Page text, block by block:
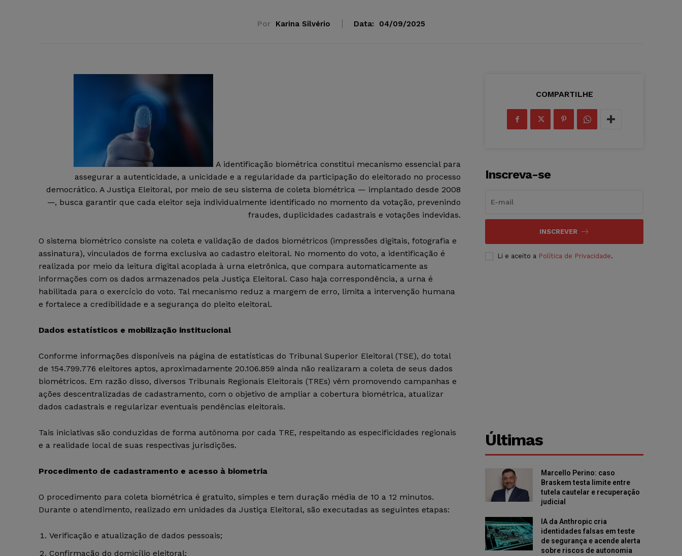
Por Karina Silvério Data: 04/09/2025
A identificação biométrica constitui mecanismo essencial para
assegurar a autenticidade, a unicidade e a regularidade da participação do eleitorado no processo
democrático. A Justiça Eleitoral, por meio de seu sistema de coleta biométrica — implantado desde 2008
—, busca garantir que cada eleitor seja individualmente identificado no momento da votação, prevenindo
fraudes, duplicidades cadastrais e votações indevidas.
O sistema biométrico consiste na coleta e validação de dados biométricos (impressões digitais, fotografia e
assinatura), vinculados de forma exclusiva ao cadastro eleitoral. No momento do voto, a identificação é
realizada por meio da leitura digital acoplada à urna eletrônica, que compara automaticamente as
informações com os dados armazenados pela Justiça Eleitoral. Caso haja correspondência, a urna é
habilitada para o exercício do voto. Tal mecanismo reduz a margem de erro, limita a intervenção humana
e fortalece a credibilidade e a segurança do pleito eleitoral.
Dados estatísticos e mobilização institucional
Conforme informações disponíveis na página de estatísticas do Tribunal Superior Eleitoral (TSE), do total
de 154.799.776 eleitores aptos, aproximadamente 20.106.859 ainda não realizaram a coleta de seus dados
biométricos. Em razão disso, diversos Tribunais Regionais Eleitorais (TREs) vêm promovendo campanhas e
ações descentralizadas de cadastramento, com o objetivo de ampliar a cobertura biométrica, atualizar
dados cadastrais e regularizar eventuais pendências eleitorais.
Tais iniciativas são conduzidas de forma autônoma por cada TRE, respeitando as especificidades regionais
e a realidade local de suas respectivas jurisdições.
Procedimento de cadastramento e acesso à biometria
O procedimento para coleta biométrica é gratuito, simples e tem duração média de 10 a 12 minutos.
Durante o atendimento, realizado em unidades da Justiça Eleitoral, são executadas as seguintes etapas:
Verificação e atualização de dados pessoais;
Confirmação do domicílio eleitoral;
COMPARTILHE
Inscreva-se
INSCREVER
Li e aceito a Política de Privacidade.
Últimas
Marcello Perino: caso
Braskem testa limite entre
tutela cautelar e recuperação
judicial
IA da Anthropic cria
identidades falsas em teste
de segurança e acende alerta
sobre riscos de autonomia